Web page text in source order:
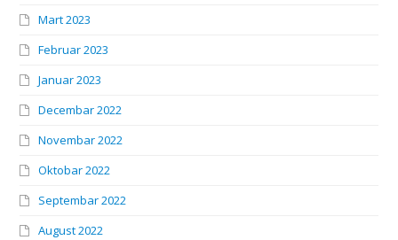
Mart 2023
Februar 2023
Januar 2023
Decembar 2022
Novembar 2022
Oktobar 2022
Septembar 2022
August 2022